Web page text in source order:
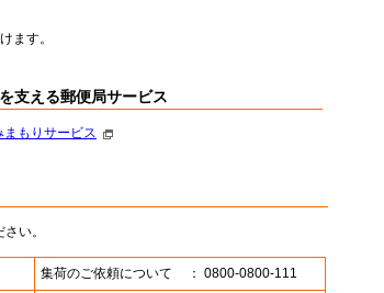
ます。
支える郵便局サービス
まもりサービス
い。
集荷のご依頼について ： 0800-0800-111